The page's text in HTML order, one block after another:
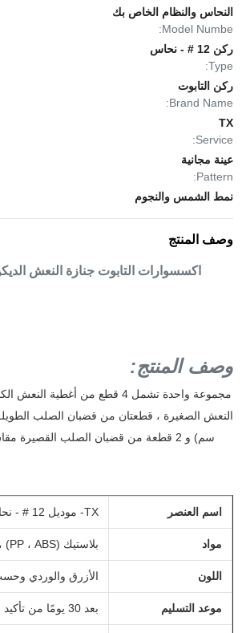
النحاس والنظام الخاص بك
Model Numbe:
ركن 12 # - نحاس
Type:
ركن التابوت
Brand Name:
TX
Service:
عينة مجانية
Pattern:
نمط الشمس والنجوم
وصف المنتج
اكسسوارات التابوت جنازة النعش
وصف المنتج:
سم) و 2 قطعة من قضبان الصلب القصيرة مقاس 26 بوصة (66 سم)
اسم العنصر TX- موديل 12 # - نحاسي
مواد بلاستيك (PP ، ABS) ، PP جديد
اللون الأزرق والوردي
موعد التسليم بعد 30 يومًا من تأكيد الطلب